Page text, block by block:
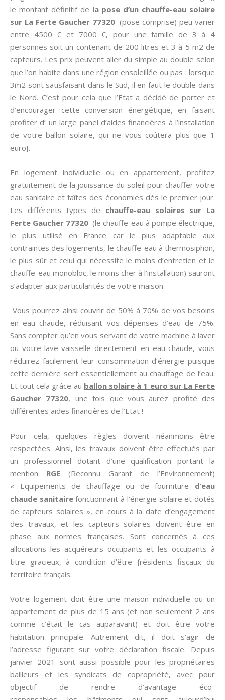
le montant définitif de la pose d’un chauffe-eau solaire
sur La Ferte Gaucher 77320(pose comprise) peu varier
entre 4500 € et 7000 €, pour une famille de 3 à 4
personnes soit un contenant de 200 litres et 3 à 5 m2 de
capteurs. Les prix peuvent aller du simple au double selon
que l’on habite dans une région ensoleillée ou pas : lorsque
3m2 sont satisfaisant dans le Sud, il en faut le double dans
le Nord. C’est pour cela que l’Etat a décidé de porter et
d’encourager cette conversion énergétique, en faisant
profiter d’ un large panel d’aides financières à l’installation
de votre ballon solaire, qui ne vous coûtera plus que 1
euro}.
En logement individuelle ou en appartement, profitez
gratuitement de la jouissance du soleil pour chauffer votre
eau sanitaire et faîtes des économies dès le premier jour.
Les différents types de chauffe-eau solaires sur La
Ferte Gaucher 77320 (le chauffe-eau à pompe électrique,
le plus utilisé en France car le plus adaptable aux
contraintes des logements, le chauffe-eau à thermosiphon,
le plus sûr et celui qui nécessite le moins d’entretien et le
chauffe-eau monobloc, le moins cher à l’installation) sauront
s’adapter aux particularités de votre maison.
Vous pourrez ainsi couvrir de 50% à 70% de vos besoins
en eau chaude, réduisant vos dépenses d’eau de 75%.
Sans compter qu’en vous servant de votre machine à laver
ou votre lave-vaisselle directement en eau chaude, vous
réduirez facilement leur consommation d’énergie puisque
cette dernière sert essentiellement au chauffage de l’eau.
Et tout cela grâce au ballon solaire à 1 euro sur La Ferte
Gaucher 77320, une fois que vous aurez profité des
différentes aides financières de l’Etat !
Pour cela, quelques règles doivent néanmoins être
respectées. Ainsi, les travaux doivent être effectués par
un professionnel dotant d’une qualification portant la
mention RGE (Reconnu Garant de l’Environnement)
« Equipements de chauffage ou de fourniture d’eau
chaude sanitairefonctionnant à l’énergie solaire et dotés
de capteurs solaires », en cours à la date d’engagement
des travaux, et les capteurs solaires doivent être en
phase aux normes françaises. Sont concernés à ces
allocations les acquéreurs occupants et les occupants à
titre gracieux, à condition d’être {résidents fiscaux du
territoire français.
Votre logement doit être une maison individuelle ou un
appartement de plus de 15 ans (et non seulement 2 ans
comme c’était le cas auparavant) et doit être votre
habitation principale. Autrement dit, il doit s’agir de
l’adresse figurant sur votre déclaration fiscale. Depuis
janvier 2021 sont aussi possible pour les propriétaires
bailleurs et les syndicats de copropriété, avec pour
objectif de rendre d’avantage éco-